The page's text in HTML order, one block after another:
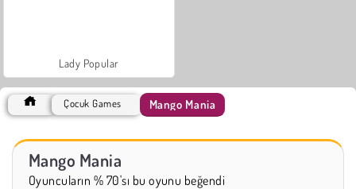
Lady Popular
Çocuk Games Mango Mania
Mango Mania
Oyuncuların % 70'sı bu oyunu beğendi